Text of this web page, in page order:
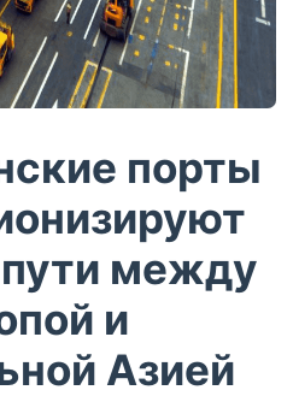
порты
между
и
Азией